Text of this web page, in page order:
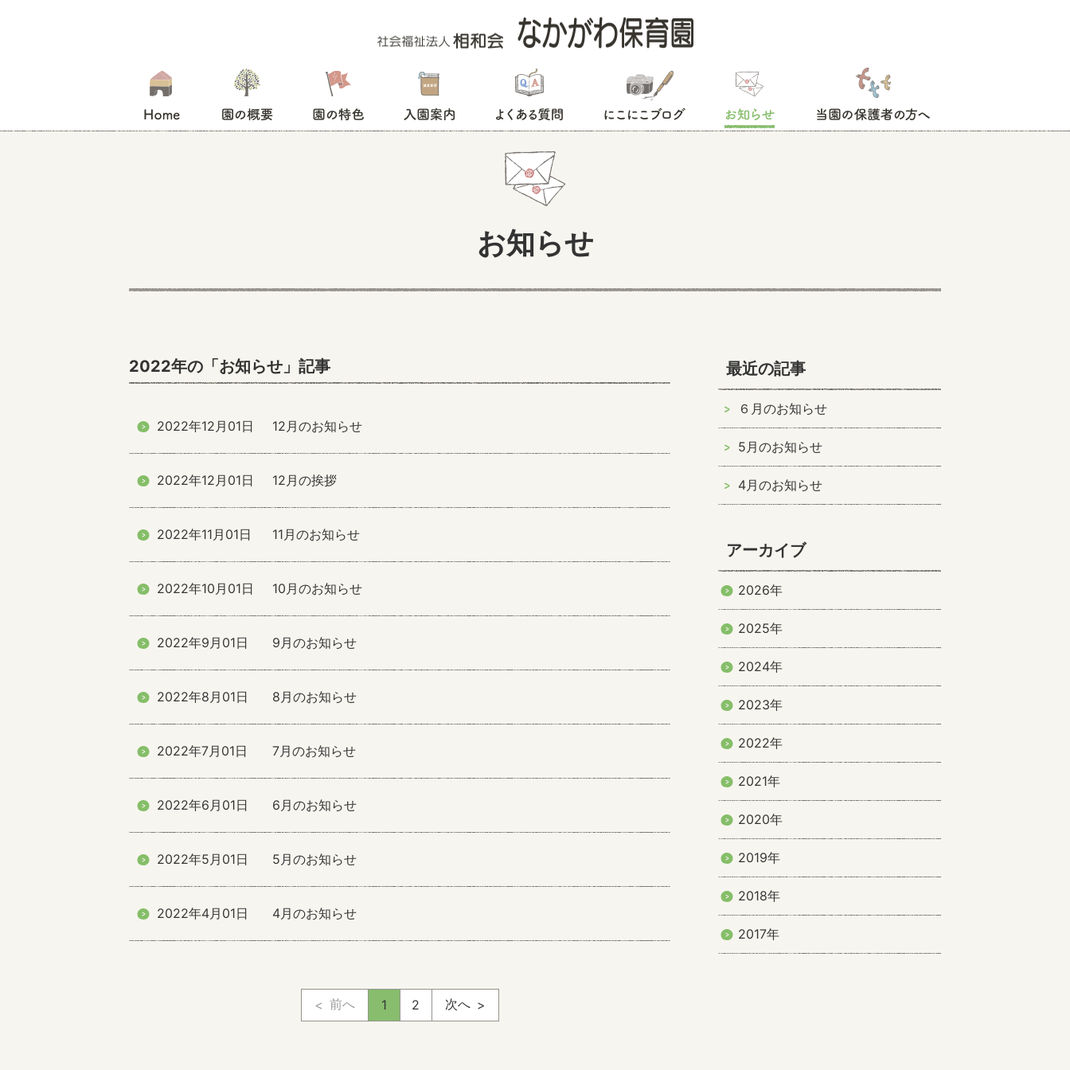
お知らせ
2022年の「お知らせ」記事
2022年12月01日 12月のお知らせ
2022年12月01日 12月の挨拶
2022年11月01日 11月のお知らせ
2022年10月01日 10月のお知らせ
2022年9月01日 9月のお知らせ
2022年8月01日 8月のお知らせ
2022年7月01日 7月のお知らせ
2022年6月01日 6月のお知らせ
2022年5月01日 5月のお知らせ
2022年4月01日 4月のお知らせ
前へ 1 2 次へ
最近の記事
６月のお知らせ
5月のお知らせ
4月のお知らせ
アーカイブ
2026年
2025年
2024年
2023年
2022年
2021年
2020年
2019年
2018年
2017年